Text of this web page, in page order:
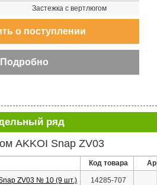
Застежка с вертлюгом
ряд
AKKOI Snap ZV03
Код товара
ZV03 № 10 (9 шт.) 14285-707